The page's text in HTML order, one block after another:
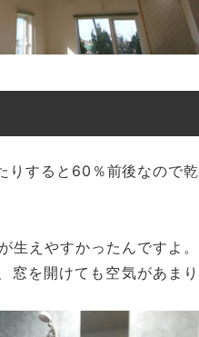
りすると60％前後なので乾
えやすかったんですよ。
窓を開けても空気があまり